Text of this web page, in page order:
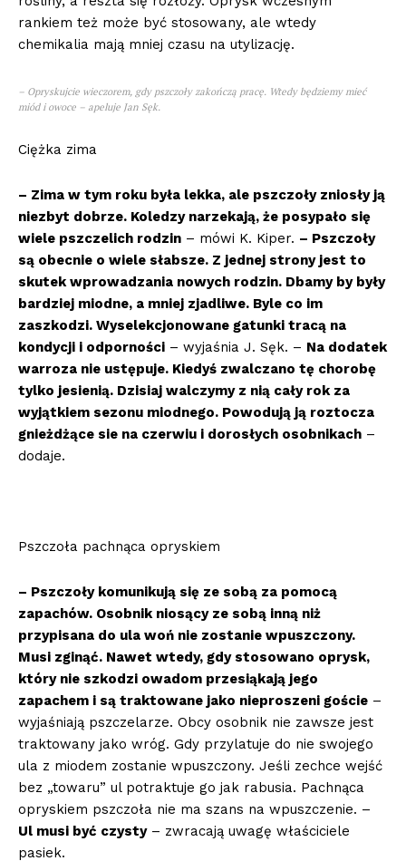
rankiem też może być stosowany, ale wtedy
chemikalia mają mniej czasu na utylizację.
– Opryskujcie wieczorem, gdy pszczoły zakończą pracę. Wtedy będziemy mieć
miód i owoce – apeluje Jan Sęk.
Ciężka zima
– Zima w tym roku była lekka, ale pszczoły zniosły ją
niezbyt dobrze. Koledzy narzekają, że posypało się
wiele pszczelich rodzin – mówi K. Kiper. – Pszczoły
są obecnie o wiele słabsze. Z jednej strony jest to
skutek wprowadzania nowych rodzin. Dbamy by były
bardziej miodne, a mniej zjadliwe. Byle co im
zaszkodzi. Wyselekcjonowane gatunki tracą na
kondycji i odporności – wyjaśnia J. Sęk. – Na dodatek
warroza nie ustępuje. Kiedyś zwalczano tę chorobę
tylko jesienią. Dzisiaj walczymy z nią cały rok za
wyjątkiem sezonu miodnego. Powodują ją roztocza
gnieżdżące sie na czerwiu i dorosłych osobnikach –
dodaje.
Pszczoła pachnąca opryskiem
– Pszczoły komunikują się ze sobą za pomocą
zapachów. Osobnik niosący ze sobą inną niż
przypisana do ula woń nie zostanie wpuszczony.
Musi zginąć. Nawet wtedy, gdy stosowano oprysk,
który nie szkodzi owadom przesiąkają jego
zapachem i są traktowane jako nieproszeni goście –
wyjaśniają pszczelarze. Obcy osobnik nie zawsze jest
traktowany jako wróg. Gdy przylatuje do nie swojego
ula z miodem zostanie wpuszczony. Jeśli zechce wejść
bez „towaru” ul potraktuje go jak rabusia. Pachnąca
opryskiem pszczoła nie ma szans na wpuszczenie. –
Ul musi być czysty– zwracają uwagę właściciele
pasiek.